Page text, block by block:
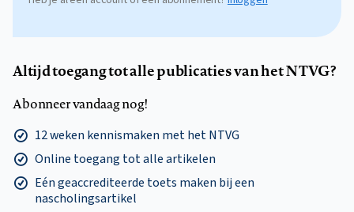
Altijd toegang tot alle publicaties van het NTVG?
Abonneer vandaag nog!
12 weken kennismaken met het NTVG
Online toegang tot alle artikelen
Eén geaccrediteerde toets maken bij een
nascholingsartikel